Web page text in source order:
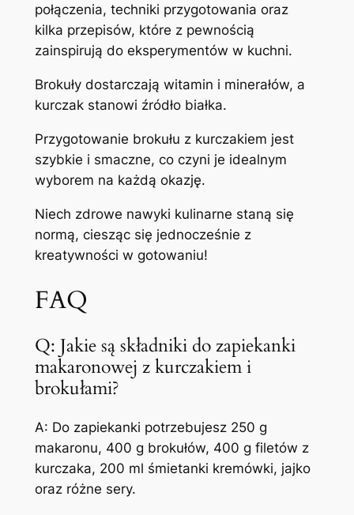
połączenia, techniki przygotowania oraz
kilka przepisów, które z pewnością
zainspirują do eksperymentów w kuchni.
Brokuły dostarczają witamin i minerałów, a
kurczak stanowi źródło białka.
Przygotowanie brokułu z kurczakiem jest
szybkie i smaczne, co czyni je idealnym
wyborem na każdą okazję.
Niech zdrowe nawyki kulinarne staną się
normą, ciesząc się jednocześnie z
kreatywności w gotowaniu!
FAQ
Q: Jakie są składniki do zapiekanki
makaronowej z kurczakiem i
brokułami?
A: Do zapiekanki potrzebujesz 250 g
makaronu, 400 g brokułów, 400 g filetów z
kurczaka, 200 ml śmietanki kremówki, jajko
oraz różne sery.